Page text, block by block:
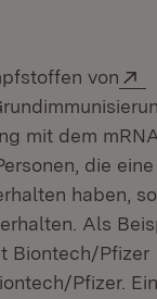
von
mit dem
die eine
haben,
Als
Fenster)
Biontech/Pfizer
Pfizer.